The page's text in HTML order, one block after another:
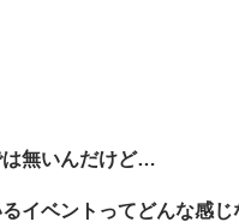
は無いんだけど…
イベントってどんな感じ